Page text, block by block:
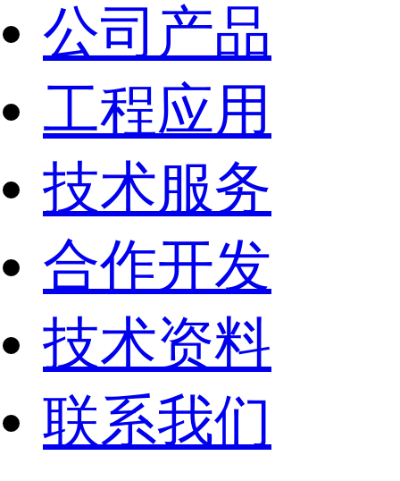
公司产品
工程应用
技术服务
合作开发
技术资料
联系我们